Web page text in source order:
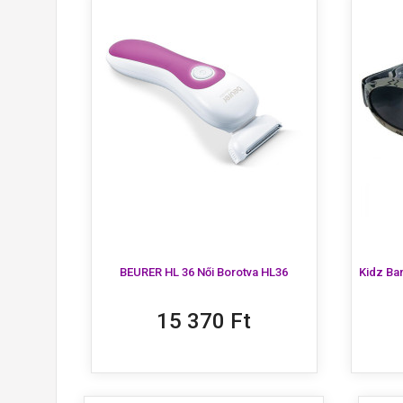
BEURER HL 36 Női Borotva HL36
15 370 Ft
Kidz